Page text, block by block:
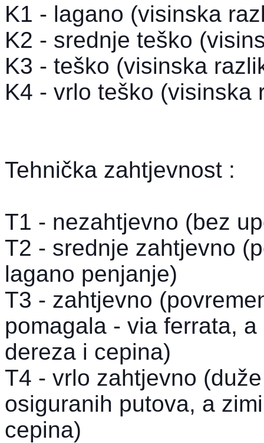
K1 - lagano (visinska
K2 - srednje teško
K3 - teško (visinska
K4 - vrlo teško (visinska
Tehnička zahtjevnost :
T1 - nezahtjevno (bez
T2 - srednje zahtjevno
lagano penjanje)
T3 - zahtjevno
pomagala - via ferrata,
dereza i cepina)
T4 - vrlo zahtjevno
osiguranih putova, a
cepina)